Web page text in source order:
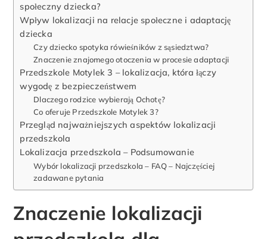
społeczny dziecka?
Wpływ lokalizacji na relacje społeczne i adaptację
dziecka
Czy dziecko spotyka rówieśników z sąsiedztwa?
Znaczenie znajomego otoczenia w procesie adaptacji
Przedszkole Motylek 3 – lokalizacja, która łączy
wygodę z bezpieczeństwem
Dlaczego rodzice wybierają Ochotę?
Co oferuje Przedszkole Motylek 3?
Przegląd najważniejszych aspektów lokalizacji
przedszkola
Lokalizacja przedszkola – Podsumowanie
Wybór lokalizacji przedszkola – FAQ – Najczęściej
zadawane pytania
Znaczenie lokalizacji